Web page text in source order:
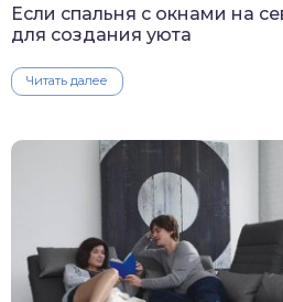
Если спальня с окнами на
для создания уюта
Читать далее